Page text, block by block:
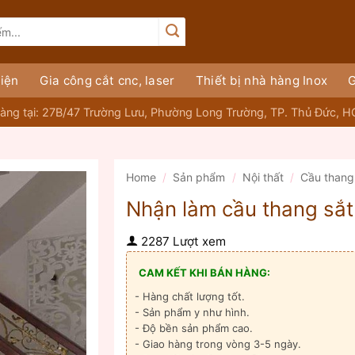
Gia công cắt cnc, laser Thiết bị nhà hàng Inox
tại: 27B/47 Trường Lưu, Phường Long Trường, TP. Thủ Đức,
Home / Sản phẩm / Nội thất / Cầu thang
Nhận làm cầu thang
2287 Lượt xem
CAM KẾT KHI BÁN HÀNG:
- Hàng chất lượng tốt.
- Sản phẩm y như hình.
- Độ bền sản phẩm cao.
- Giao hàng trong vòng 3-5 ngày.